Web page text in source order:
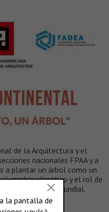
de la Arquitectura y el
nacionales FPAA y a
a plantar un árbol como un
cambio climático y el rol de
supervivencia mundial.